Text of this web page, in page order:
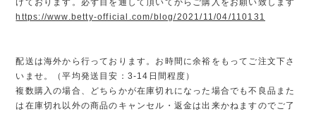
https://www.betty-official.com/blog/2021/11/04/110131
配送は海外から行っております。お時間に余裕をもってご注文下さ
いませ。（平均発送目安：3-14日間程度）
複数購入の場合、どちらかが在庫切れになった場合でも不良品また
は在庫切れ以外の商品のキャンセル・返金は出来かねますのでご了